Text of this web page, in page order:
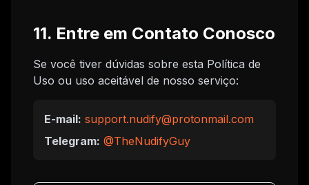
11. Entre em Contato Conosco
Se você tiver dúvidas sobre esta Política de
Uso ou uso aceitável de nosso serviço:
E-mail: support.nudify@protonmail.com
Telegram: @TheNudifyGuy